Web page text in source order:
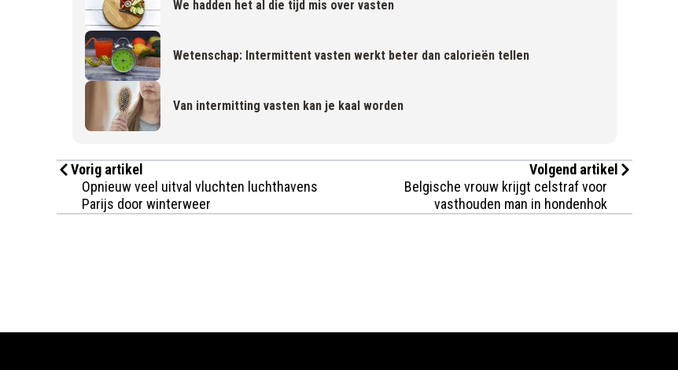
We hadden het al die tijd mis over vasten
Wetenschap: Intermittent vasten werkt beter dan calorieën tellen
Van intermitting vasten kan je kaal worden
Vorig artikel
Opnieuw veel uitval vluchten luchthavens
Parijs door winterweer
Volgend artikel
Belgische vrouw krijgt celstraf voor
vasthouden man in hondenhok